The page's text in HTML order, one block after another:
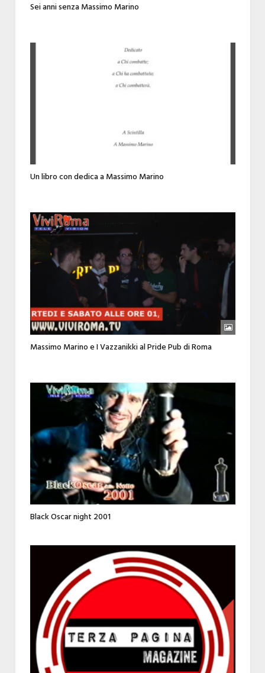
Sei anni senza Massimo Marino
Un libro con dedica a Massimo Marino
Massimo Marino e I Vazzanikki al Pride Pub di Roma
Black Oscar night 2001